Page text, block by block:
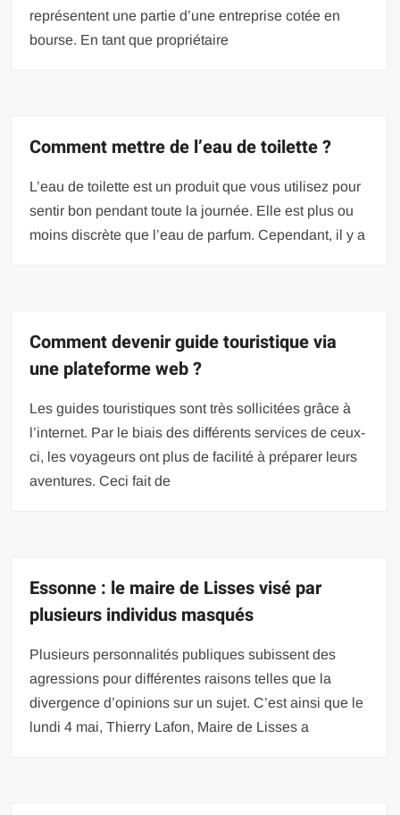
représentent une partie d’une entreprise cotée en
bourse. En tant que propriétaire
Comment mettre de l’eau de toilette ?
L’eau de toilette est un produit que vous utilisez pour
sentir bon pendant toute la journée. Elle est plus ou
moins discrète que l’eau de parfum. Cependant, il y a
Comment devenir guide touristique via
une plateforme web ?
Les guides touristiques sont très sollicitées grâce à
l’internet. Par le biais des différents services de ceux-
ci, les voyageurs ont plus de facilité à préparer leurs
aventures. Ceci fait de
Essonne : le maire de Lisses visé par
plusieurs individus masqués
Plusieurs personnalités publiques subissent des
agressions pour différentes raisons telles que la
divergence d’opinions sur un sujet. C’est ainsi que le
lundi 4 mai, Thierry Lafon, Maire de Lisses a